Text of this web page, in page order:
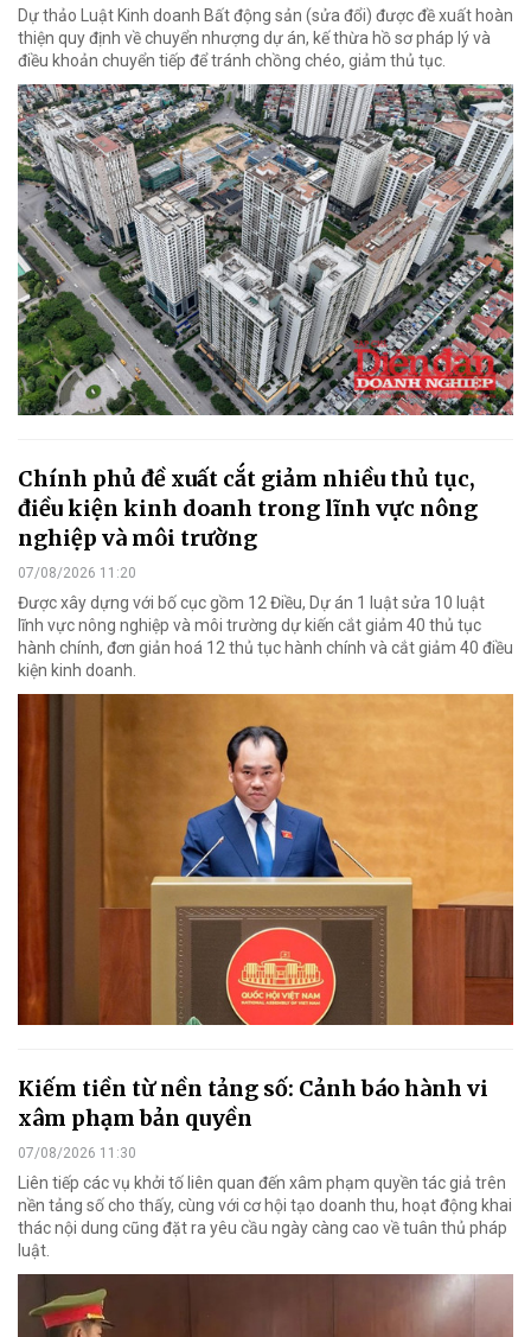
Dự thảo Luật Kinh doanh Bất động sản (sửa đổi) được đề xuất hoàn
thiện quy định về chuyển nhượng dự án, kế thừa hồ sơ pháp lý và
điều khoản chuyển tiếp để tránh chồng chéo, giảm thủ tục.
Chính phủ đề xuất cắt giảm nhiều thủ tục,
điều kiện kinh doanh trong lĩnh vực nông
nghiệp và môi trường
07/08/2026 11:20
Được xây dựng với bố cục gồm 12 Điều, Dự án 1 luật sửa 10 luật
lĩnh vực nông nghiệp và môi trường dự kiến cắt giảm 40 thủ tục
hành chính, đơn giản hoá 12 thủ tục hành chính và cắt giảm 40 điều
kiện kinh doanh.
Kiếm tiền từ nền tảng số: Cảnh báo hành vi
xâm phạm bản quyền
07/08/2026 11:30
Liên tiếp các vụ khởi tố liên quan đến xâm phạm quyền tác giả trên
nền tảng số cho thấy, cùng với cơ hội tạo doanh thu, hoạt động khai
thác nội dung cũng đặt ra yêu cầu ngày càng cao về tuân thủ pháp
luật.